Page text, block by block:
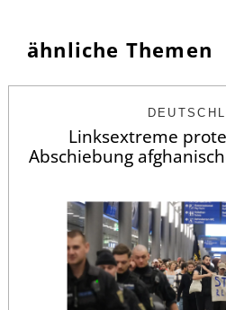
ähnliche Themen
Linksextreme
Abschiebung